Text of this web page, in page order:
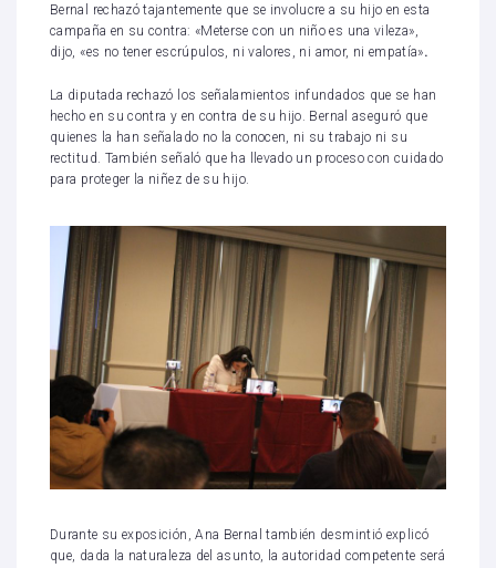
Bernal rechazó tajantemente que se involucre a su hijo en esta
campaña en su contra: «Meterse con un niño es una vileza»,
dijo, «es no tener escrúpulos, ni valores, ni amor, ni empatía».
La diputada rechazó los señalamientos infundados que se han
hecho en su contra y en contra de su hijo. Bernal aseguró que
quienes la han señalado no la conocen, ni su trabajo ni su
rectitud. También señaló que ha llevado un proceso con cuidado
para proteger la niñez de su hijo.
Durante su exposición, Ana Bernal también desmintió explicó
que, dada la naturaleza del asunto, la autoridad competente será